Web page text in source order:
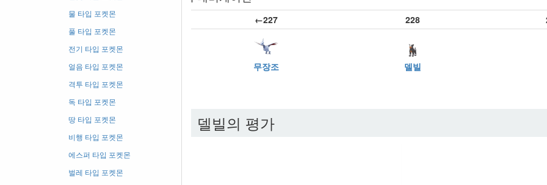
물 타입 포켓몬
풀 타입 포켓몬
전기 타입 포켓몬
얼음 타입 포켓몬
격투 타입 포켓몬
독 타입 포켓몬
땅 타입 포켓몬
비행 타입 포켓몬
에스퍼 타입 포켓몬
벌레 타입 포켓몬
←227 228
무장조 델빌
델빌의 평가